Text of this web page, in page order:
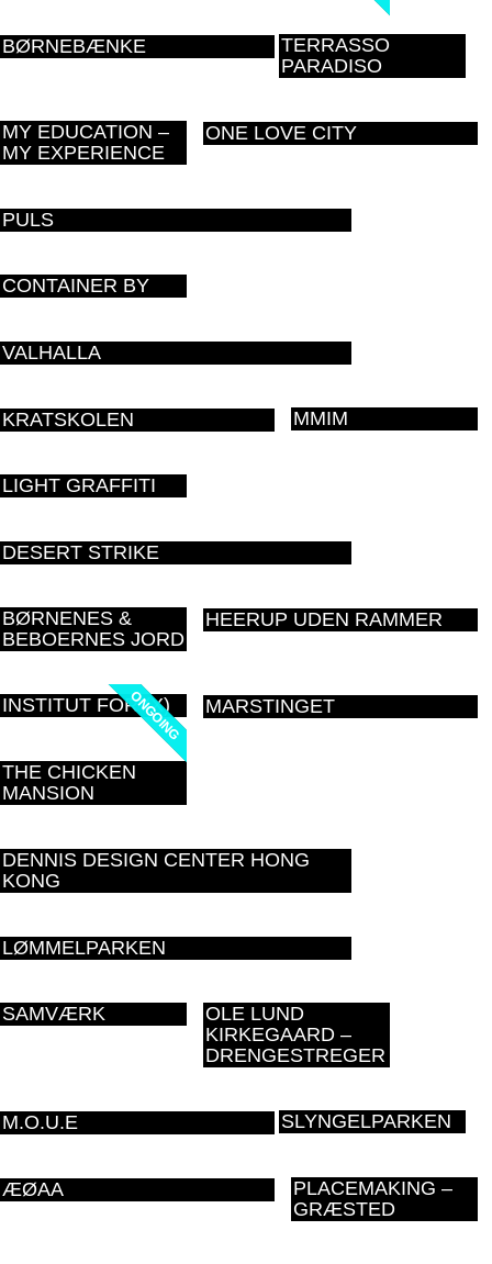
BØRNEBÆNKE
TERRASSO
PARADISO
MY EDUCATION –
MY EXPERIENCE
ONE LOVE CITY
PULS
CONTAINER BY
VALHALLA
KRATSKOLEN MMIM
LIGHT GRAFFITI
DESERT STRIKE
BØRNENES &
BEBOERNES JORD
HEERUP UDEN RAMMER
ONGOING
ONGOING
INSTITUT FOR (X) MARSTINGET
THE CHICKEN
MANSION
DENNIS DESIGN CENTER HONG
KONG
LØMMELPARKEN
SAMVÆRK
OLE LUND
KIRKEGAARD –
DRENGESTREGER
M.O.U.E SLYNGELPARKEN
ÆØAA
PLACEMAKING –
GRÆSTED